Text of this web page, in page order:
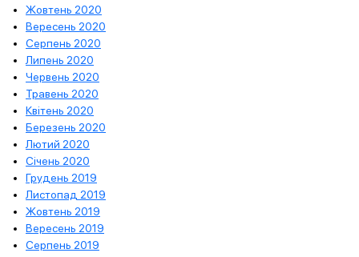
Жовтень 2020
Вересень 2020
Серпень 2020
Липень 2020
Червень 2020
Травень 2020
Квітень 2020
Березень 2020
Лютий 2020
Січень 2020
Грудень 2019
Листопад 2019
Жовтень 2019
Вересень 2019
Серпень 2019